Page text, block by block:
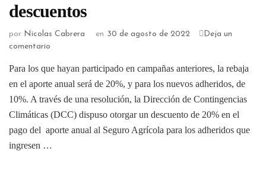
descuentos
por Nicolas Cabrera en 30 de agosto de 2022
Deja un
comentario
Para los que hayan participado en campañas anteriores, la rebaja
en el aporte anual será de 20%, y para los nuevos adheridos, de
10%. A través de una resolución, la Dirección de Contingencias
Climáticas (DCC) dispuso otorgar un descuento de 20% en el
pago del aporte anual al Seguro Agrícola para los adheridos que
ingresen …